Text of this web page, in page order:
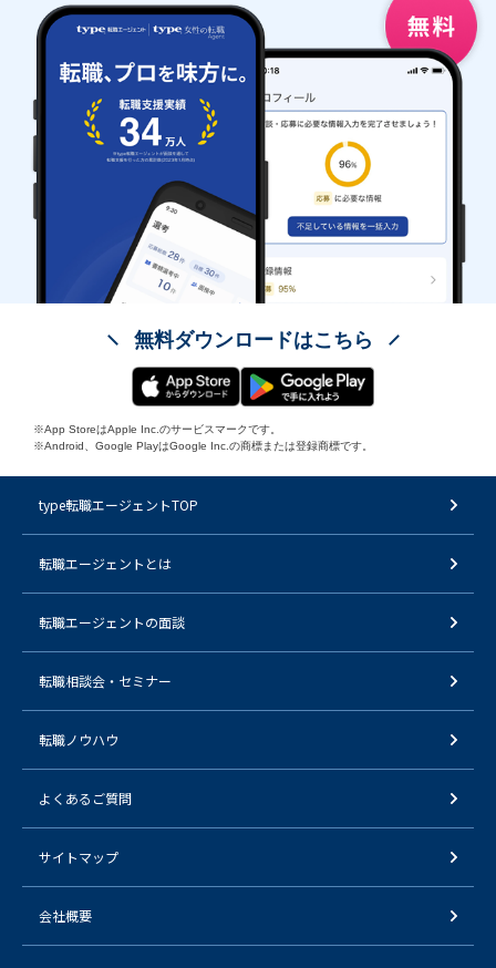
無料ダウンロードはこちら
※App StoreはApple Inc.のサービスマークです。
※Android、Google PlayはGoogle Inc.の商標または登録商標です。
type転職エージェントTOP
転職エージェントとは
転職エージェントの面談
転職相談会・セミナー
転職ノウハウ
よくあるご質問
サイトマップ
会社概要